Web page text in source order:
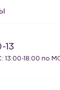
13
13:00-18:00 по